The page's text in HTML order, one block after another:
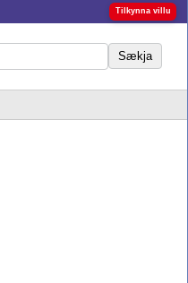
Tilkynna villu
Sækja